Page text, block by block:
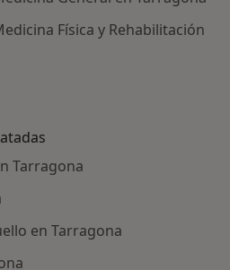
Física y Rehabilitación
Tarragona
en Tarragona